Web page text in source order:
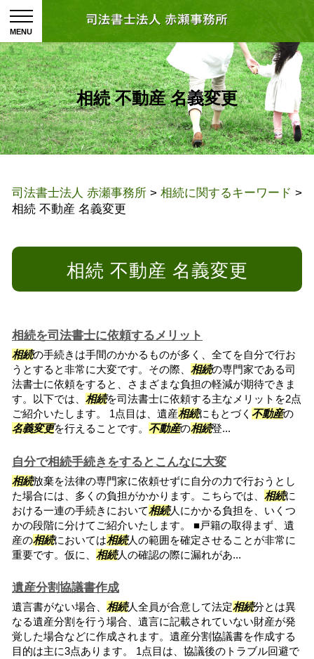
相続 不動産 名義変更
司法書士法人 赤瀬事務所 > 相続に関するキーワード >
相続 不動産 名義変更
相続 不動産 名義変更
相続を司法書士に依頼するメリット
相続の手続きは手間のかかるものが多く、全てを自分で行お
うとすると非常に大変です。その際、 相続の専門家である司
法書士に依頼をすると、さまざまな負担の軽減が期待できま
す。以下では、 相続を司法書士に依頼する主なメリットを2点
ご紹介いたします。 1点目は、遺産相続にもとづく 不動産の
名義変更を行えることです。 不動産の相続登...
自分で相続手続きをするとこんなに大変
相続放棄を法律の専門家に依頼せずに自分の力で行おうとし
た場合には、多くの負担がかかります。こちらでは、 相続に
おける一連の手続きにおいて相続人にかかる負担を、いくつ
かの段階に分けてご紹介いたします。 ■戸籍の取得まず、遺
産の相続においては相続人の範囲を確定させることが非常に
重要です。仮に、 相続人の確認の際に漏れがあ...
遺産分割協議書作成
遺言書がない場合、 相続人全員が合意して法定相続分とは異
なる遺産分割を行う場合、遺言に記載されていない財産が発
覚した場合などに作成されます。遺産分割協議書を作成する
目的は主に3点あります。 1点目は、協議後のトラブル回避で